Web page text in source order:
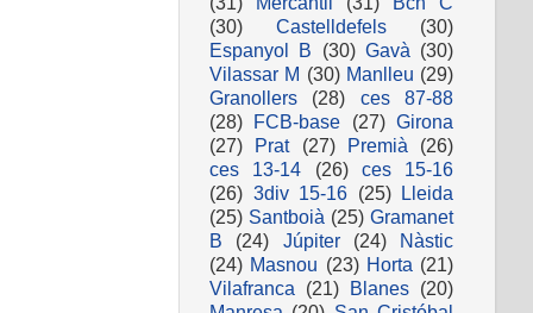
(30)
Castelldefels
(30)
Espanyol B
(30) Gavà (30)
Vilassar M (30) Manlleu (29)
Granollers
(28)
ces 87-88
(28) FCB-base (27) Girona
(27)
Prat (27) Premià
(26)
ces 13-14
(26)
ces 15-16
(26) 3div 15-16 (25) Lleida
(25) Santboià (25) Gramanet
B
(24) Júpiter (24)
Nàstic
(24) Masnou (23) Horta (21)
Vilafranca
(21) Blanes (20)